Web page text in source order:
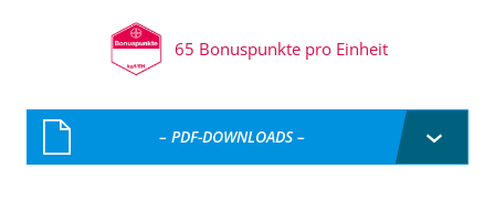
65 Bonuspunkte pro Einheit
– PDF-DOWNLOADS –